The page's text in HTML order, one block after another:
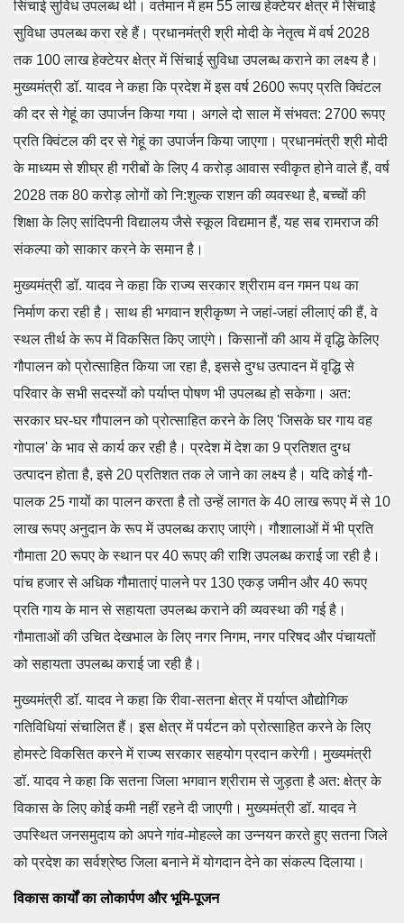
सिंचाई सुविध उपलब्ध थी। वर्तमान में हम 55 लाख हेक्टेयर क्षेत्र में सिंचाई
सुविधा उपलब्ध करा रहे हैं। प्रधानमंत्री श्री मोदी के नेतृत्व में वर्ष 2028
तक 100 लाख हेक्टेयर क्षेत्र में सिंचाई सुविधा उपलब्ध कराने का लक्ष्य है।
मुख्यमंत्री डॉ. यादव ने कहा कि प्रदेश में इस वर्ष 2600 रूपए प्रति क्विंटल
की दर से गेहूं का उपार्जन किया गया। अगले दो साल में संभवत: 2700 रूपए
प्रति क्विंटल की दर से गेहूं का उपार्जन किया जाएगा। प्रधानमंत्री श्री मोदी
के माध्यम से शीघ्र ही गरीबों के लिए 4 करोड़ आवास स्वीकृत होने वाले हैं, वर्ष
2028 तक 80 करोड़ लोगों को नि:शुल्क राशन की व्यवस्था है, बच्चों की
शिक्षा के लिए सांदिपनी विद्यालय जैसे स्कूल विद्यमान हैं, यह सब रामराज की
संकल्पा को साकार करने के समान है।
मुख्यमंत्री डॉ. यादव ने कहा कि राज्य सरकार श्रीराम वन गमन पथ का
निर्माण करा रही है। साथ ही भगवान श्रीकृष्ण ने जहां-जहां लीलाएं की हैं, वे
स्थल तीर्थ के रूप में विकसित किए जाएंगे। किसानों की आय में वृद्धि के‍लिए
गौपालन को प्रोत्साहित किया जा रहा है, इससे दुग्ध उत्पादन में वृद्धि से
परिवार के सभी सदस्यों को पर्याप्त पोषण भी उपलब्ध हो सकेगा। अत:
सरकार घर-घर गौपालन को प्रोत्साहित करने के लिए 'जिसके घर गाय वह
गोपाल' के भाव से कार्य कर रही है। प्रदेश में देश का 9 प्रतिशत दुग्ध
उत्पादन होता है, इसे 20 प्रतिशत तक ले जाने का लक्ष्य है। यदि कोई गौ-
पालक 25 गायों का पालन करता है तो उन्हें लागत के 40 लाख रूपए में से 10
लाख रूपए अनुदान के रूप में उपलब्ध कराए जाएंगे। गौशालाओं में भी प्रति
गौमाता 20 रूपए के स्थान पर 40 रूपए की राशि उपलब्ध कराई जा रही है।
पांच हजार से अधिक गौमाताएं पालने पर 130 एकड़ जमीन और 40 रूपए
प्रति गाय के मान से सहायता उपलब्ध कराने की व्यवस्था की गई है।
गौमाताओं की उचित देखभाल के लिए नगर निगम, नगर परिषद और पंचायतों
को सहायता उपलब्ध कराई जा रही है।
मुख्यमंत्री डॉ. यादव ने कहा कि रीवा-सतना क्षेत्र में पर्याप्त औद्योगिक
गतिविधियां संचालित हैं। इस क्षेत्र में पर्यटन को प्रोत्साहित करने के लिए
होमस्टे विकसित करने में राज्य सरकार सहयोग प्रदान करेगी। मुख्यमंत्री
डॉ. यादव ने कहा कि सतना जिला भगवान श्रीराम से जुड़ता है अत: क्षेत्र के
विकास के लिए कोई कमी नहीं रहने दी जाएगी। मुख्यमंत्री डॉ. यादव ने
उपस्थित जनसमुदाय को अपने गांव-मोहल्ले का उन्नयन करते हुए सतना जिले
को प्रदेश का सर्वश्रेष्ठ जिला बनाने में योगदान देने का संकल्प दिलाया।
विकास कार्यों का लोकार्पण और भूमि-पूजन